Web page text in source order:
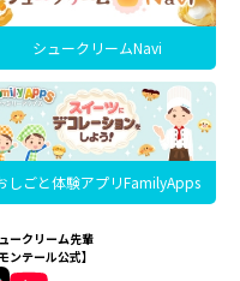
シュークリームNavi
しごと体験アプリFamilyApps
ークリーム先輩
モンテール公式】